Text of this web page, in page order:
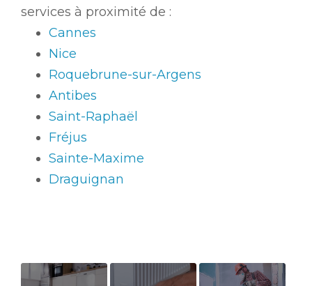
services à proximité de :
Cannes
Nice
Roquebrune-sur-Argens
Antibes
Saint-Raphaël
Fréjus
Sainte-Maxime
Draguignan